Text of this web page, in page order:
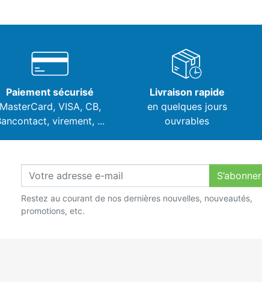
Paiement sécurisé
MasterCard, VISA, CB,
virement, ...
Livraison rapide
en quelques jours
ouvrables
S’abonner
Restez au courant de nos dernières nouvelles, nouveautés,
promotions, etc.